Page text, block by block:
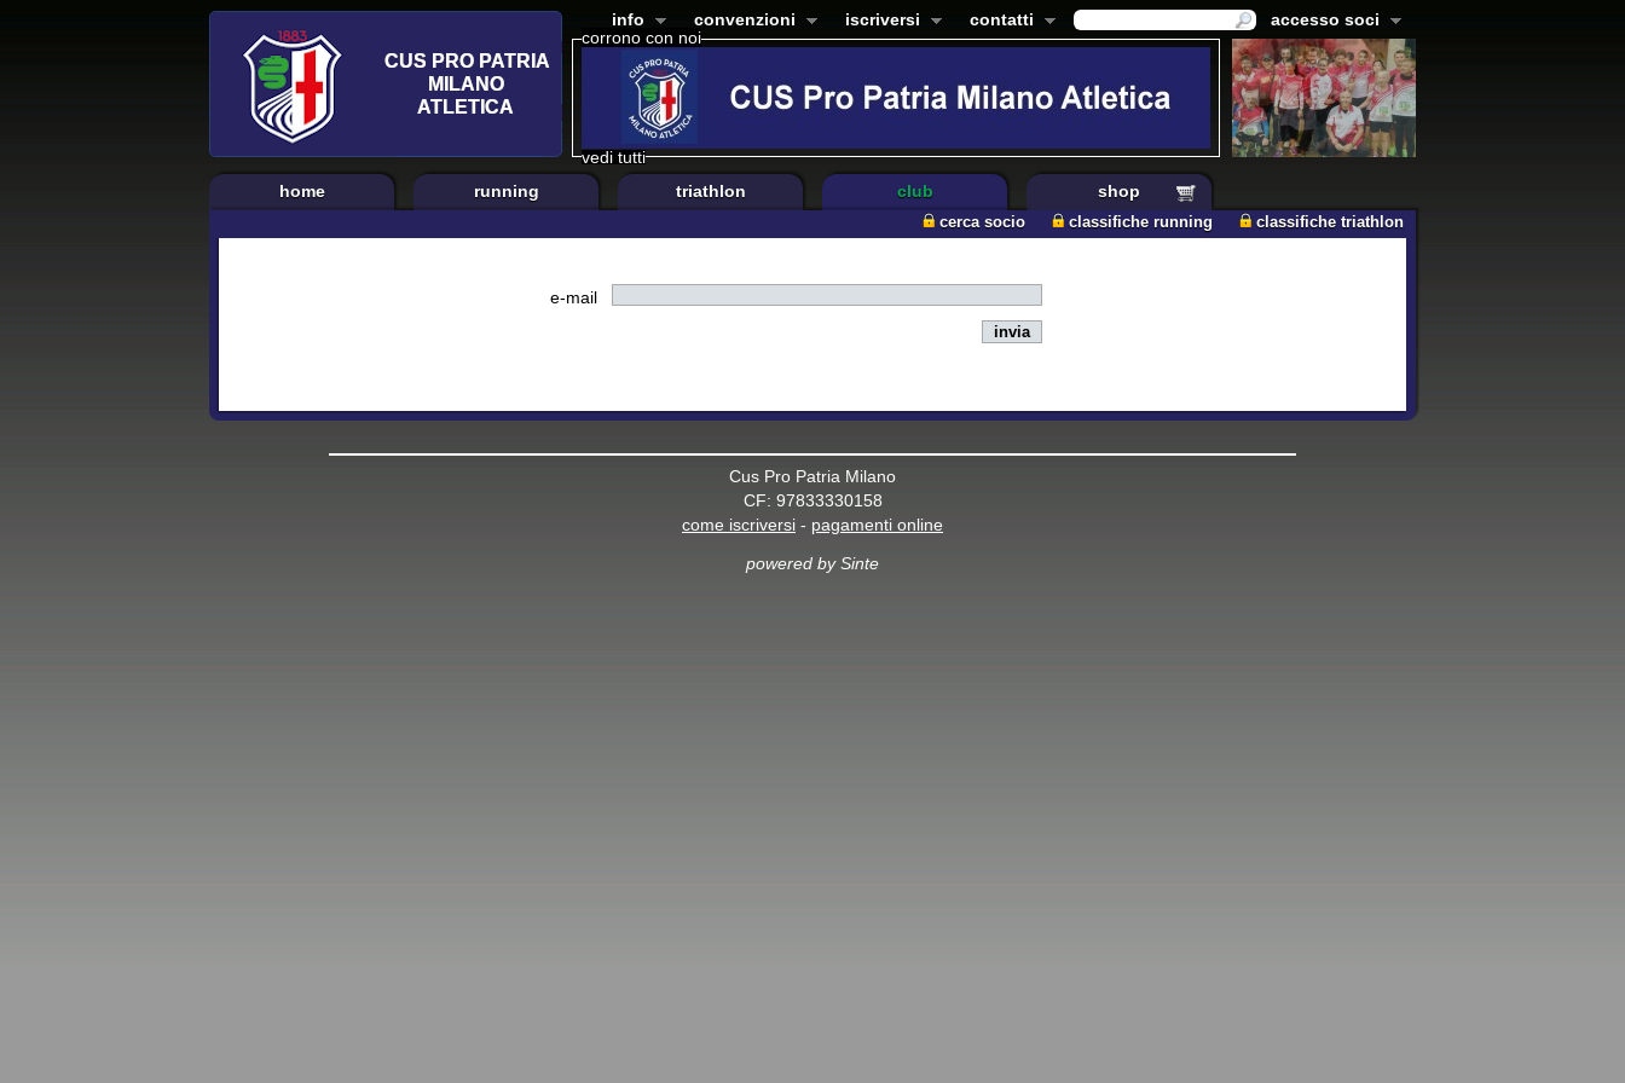
corrono con noi
vedi tutti
info convenzioni iscriversi contatti accesso soci
home running triathlon club shop
cerca socio classifiche running classifiche triathlon
e-mail
Cus Pro Patria Milano
CF: 97833330158
come iscriversi - pagamenti online
powered by Sinte